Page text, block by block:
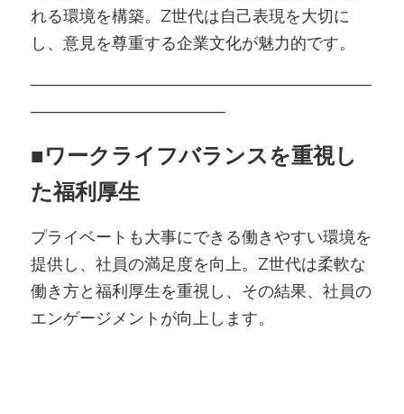
れる環境を構築。Z世代は自己表現を大切に
し、意見を尊重する企業文化が魅力的です。
―――――――――――――――――――――
――――――――――――
■ワークライフバランスを重視し
た福利厚生
プライベートも大事にできる働きやすい環境を
提供し、社員の満足度を向上。Z世代は柔軟な
働き方と福利厚生を重視し、その結果、社員の
エンゲージメントが向上します。